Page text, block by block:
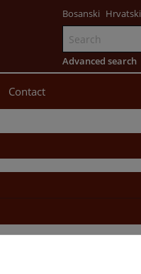
Bosanski Hrvatski
Advanced search
Contact